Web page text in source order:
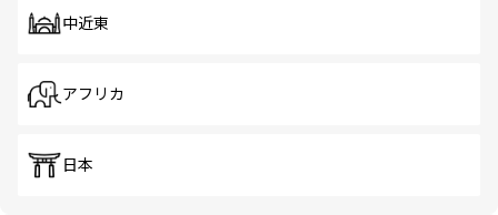
中近東
アフリカ
日本